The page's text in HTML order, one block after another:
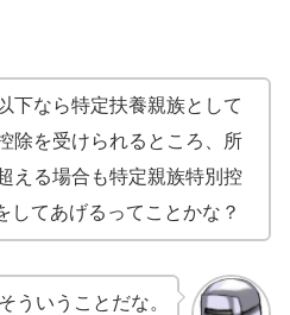
下なら特定扶養親族として
除を受けられるところ、所
える場合も特定親族特別控
してあげるってことかな？
そういうことだな。